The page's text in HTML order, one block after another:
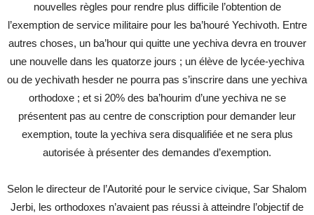
nouvelles règles pour rendre plus difficile l’obtention de
l’exemption de service militaire pour les ba’houré Yechivoth. Entre
autres choses, un ba’hour qui quitte une yechiva devra en trouver
une nouvelle dans les quatorze jours ; un élève de lycée-yechiva
ou de yechivath hesder ne pourra pas s’inscrire dans une yechiva
orthodoxe ; et si 20% des ba’hourim d’une yechiva ne se
présentent pas au centre de conscription pour demander leur
exemption, toute la yechiva sera disqualifiée et ne sera plus
autorisée à présenter des demandes d’exemption.
Selon le directeur de l’Autorité pour le service civique, Sar Shalom
Jerbi, les orthodoxes n’avaient pas réussi à atteindre l’objectif de